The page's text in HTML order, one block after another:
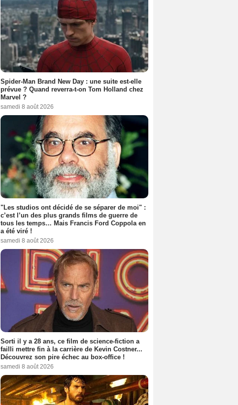
Spider-Man Brand New Day : une suite est-elle
prévue ? Quand reverra-t-on Tom Holland chez
Marvel ?
samedi 8 août 2026
"Les studios ont décidé de se séparer de moi" :
c’est l’un des plus grands films de guerre de
tous les temps… Mais Francis Ford Coppola en
a été viré !
samedi 8 août 2026
Sorti il y a 28 ans, ce film de science-fiction a
failli mettre fin à la carrière de Kevin Costner...
Découvrez son pire échec au box-office !
samedi 8 août 2026